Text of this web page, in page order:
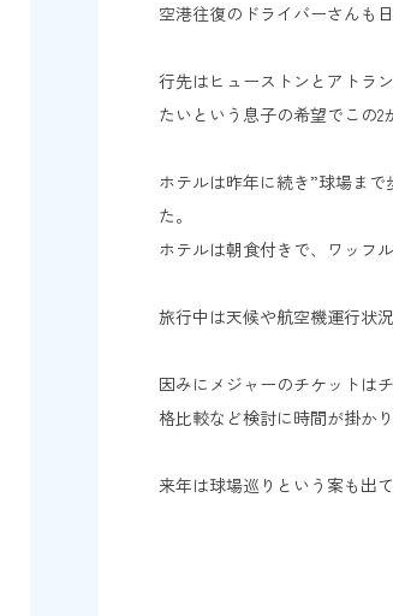
空港往復のドライバーさんも
行先はヒューストンとアトラ
たいという息子の希望でこの
ホテルは昨年に続き”球場ま
た。
ホテルは朝食付きで、ワッフ
旅行中は天候や航空機運行状
因みにメジャーのチケットは
格比較など検討に時間が掛か
来年は球場巡りという案も出
Ａご